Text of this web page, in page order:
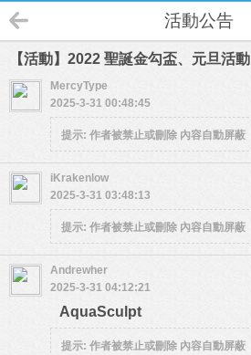
活動公告
【活動】2022 聖誕金勾盃、元旦活動
MercyType
2025-3-31 00:48:45
提示: 作者被禁止或刪除 內容自動屏蔽
iKrakenlow
2025-3-31 03:48:13
提示: 作者被禁止或刪除 內容自動屏蔽
Andrewher
2025-3-31 04:12:21
AquaSculpt
提示: 作者被禁止或刪除 內容自動屏蔽